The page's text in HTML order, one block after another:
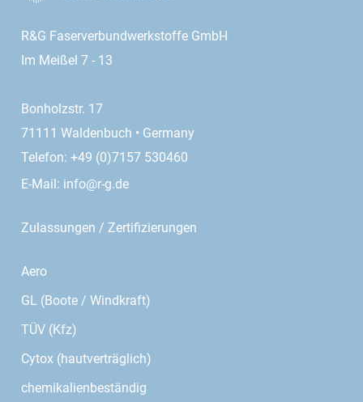
R&G Faserverbundwerkstoffe GmbH
Im Meißel 7 - 13
Bonholzstr. 17
71111 Waldenbuch • Germany
Telefon: +49 (0)7157 530460
E-Mail: info@r-g.de
Zulassungen / Zertifizierungen
Aero
GL (Boote / Windkraft)
TÜV (Kfz)
Cytox (hautverträglich)
chemikalienbeständig